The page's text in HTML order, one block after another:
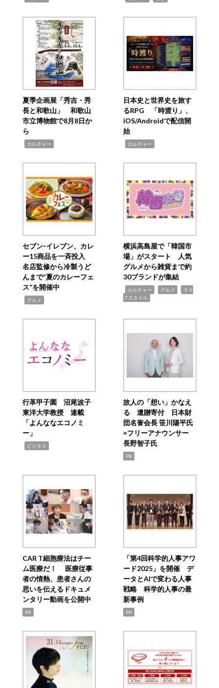
夏季企画展「秀吉・秀
長と和歌山」 和歌山
市立博物館で8月8日か
ら
カルチャー
日本史と世界史を旅す
るRPG 「時渡り」、
iOS/Androidで配信開
始
カルチャー
セブン‐イレブン、カレ
ー15商品を一斉投入
名店監修から冷製うど
んまで“夏のカレーフェ
ス”を開催中
グルメ
横浜高島屋で「韓国市
場」がスタート 人気
グルメから雑貨まで約
30ブランドが集結
カルチャー グルメ
ライ
フスタイル
行革甲子園 沼尾波子
東洋大学教授 連載
「よんななエコノミ
ー」
ビジネス
故人の「想い」かなえ
る 遺贈寄付 日本財
団名誉会長 笹川陽平氏
×フリーアナウンサー
長野智子氏
PR
CAR T細胞療法はチー
ム医療だ！ 医療従事
者の情熱、患者さんの
思いを伝えるドキュメ
ンタリー動画を公開中
PR
「第4回科学的人事アワ
ード2025」を開催 デ
ータとAIで変わる人事
戦略 科学的人事の最
新事例
PR